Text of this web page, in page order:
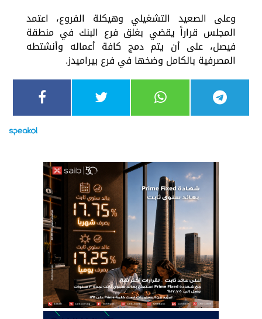
وعلى الصعيد التشغيلي وهيكلة الفروع، اعتمد
المجلس قراراً يقضي بغلق فرع البنك في منطقة
فيصل، على أن يتم دمج كافة أعماله وأنشتطه
المصرفية بالكامل وضخها في فرع بيراميدز.